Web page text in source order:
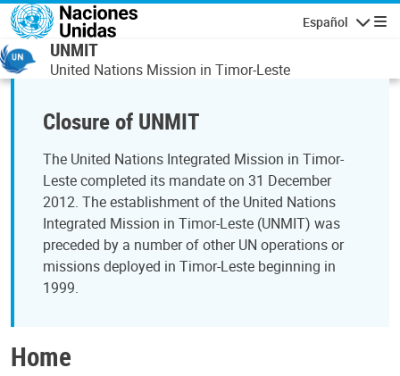
Pasar al contenido principal
Español
UNMIT
United Nations Mission in Timor-Leste
Closure of UNMIT
The United Nations Integrated Mission in Timor-
Leste completed its mandate on 31 December
2012. The establishment of the United Nations
Integrated Mission in Timor-Leste (UNMIT) was
preceded by a number of other UN operations or
missions deployed in Timor-Leste beginning in
1999.
Home